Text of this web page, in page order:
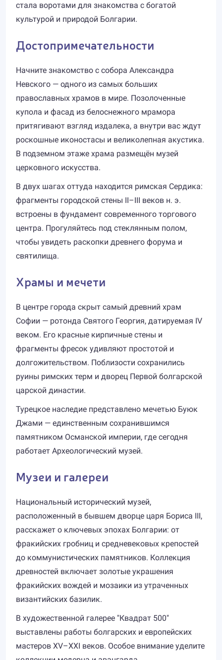
стала воротами для знакомства с богатой
культурой и природой Болгарии.
Достопримечательности
Начните знакомство с собора Александра
Невского — одного из самых больших
православных храмов в мире. Позолоченные
купола и фасад из белоснежного мрамора
притягивают взгляд издалека, а внутри вас ждут
роскошные иконостасы и великолепная акустика.
В подземном этаже храма размещён музей
церковного искусства.
В двух шагах оттуда находится римская Сердика:
фрагменты городской стены II–III веков н. э.
встроены в фундамент современного торгового
центра. Прогуляйтесь под стеклянным полом,
чтобы увидеть раскопки древнего форума и
святилища.
Храмы и мечети
В центре города скрыт самый древний храм
Софии — ротонда Святого Георгия, датируемая IV
веком. Его красные кирпичные стены и
фрагменты фресок удивляют простотой и
долгожительством. Поблизости сохранились
руины римских терм и дворец Первой болгарской
царской династии.
Турецкое наследие представлено мечетью Буюк
Джами — единственным сохранившимся
памятником Османской империи, где сегодня
работает Археологический музей.
Музеи и галереи
Национальный исторический музей,
расположенный в бывшем дворце царя Бориса III,
расскажет о ключевых эпохах Болгарии: от
фракийских гробниц и средневековых крепостей
до коммунистических памятников. Коллекция
древностей включает золотые украшения
фракийских вождей и мозаики из утраченных
византийских базилик.
В художественной галерее "Квадрат 500"
выставлены работы болгарских и европейских
мастеров XV–XXI веков. Особое внимание уделите